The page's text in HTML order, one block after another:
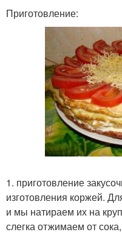
Приготовление:
1. приготовление
изготовления коржей.
и мы натираем их на
слегка отжимаем от